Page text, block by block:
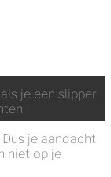
je een slipper
je aandacht
niet op je